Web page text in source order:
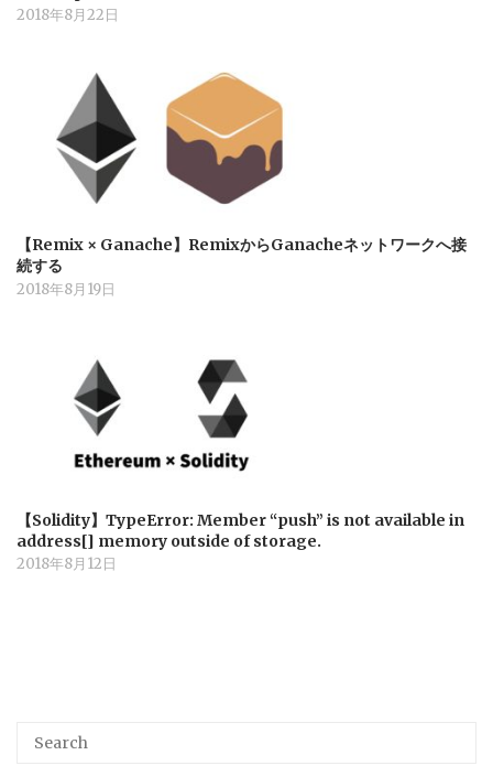
2018年8月22日
【Remix × Ganache】RemixからGanacheネットワークへ接
続する
2018年8月19日
【Solidity】TypeError: Member “push” is not available in
address[] memory outside of storage.
2018年8月12日